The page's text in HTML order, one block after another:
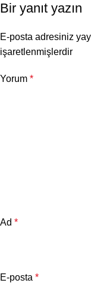
Bir yanıt yazın
E-posta adresiniz
işaretlenmişlerdir
Yorum *
Ad *
E-posta *